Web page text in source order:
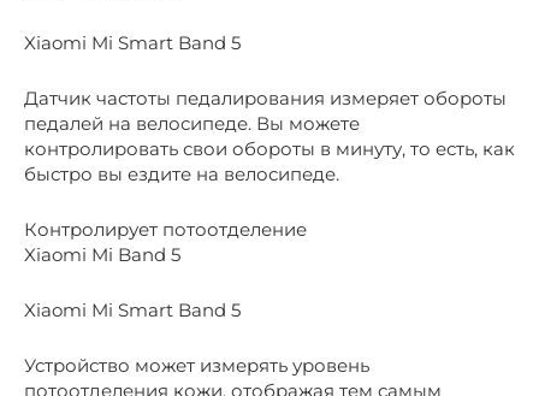
Xiaomi Mi Smart Band 5
Датчик частоты педалирования измеряет обороты
педалей на велосипеде. Вы можете
контролировать свои обороты в минуту, то есть, как
быстро вы ездите на велосипеде.
Контролирует потоотделение
Xiaomi Mi Band 5
Xiaomi Mi Smart Band 5
Устройство может измерять уровень
потоотделения кожи, отображая тем самым